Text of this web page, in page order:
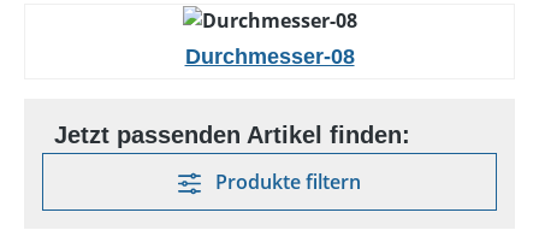
Durchmesser-08
Produkte filtern